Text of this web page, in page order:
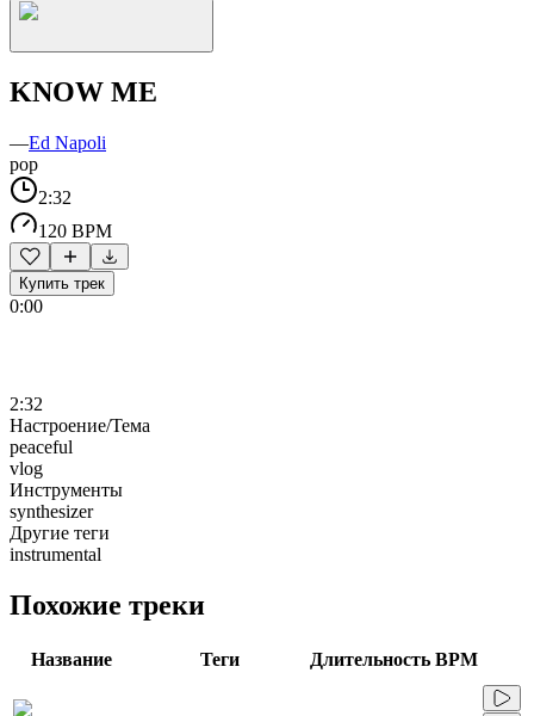
KNOW ME
—Ed Napoli
pop
2:32
120 BPM
Купить трек
0:00
2:32
Настроение/Тема
peaceful
vlog
Инструменты
synthesizer
Другие теги
instrumental
Похожие треки
Название Теги Длительность BPM